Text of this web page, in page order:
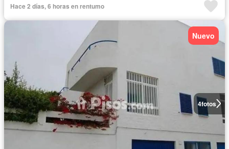
Hace 2 días, 6 horas en rentumo
4fotos
Nuevo